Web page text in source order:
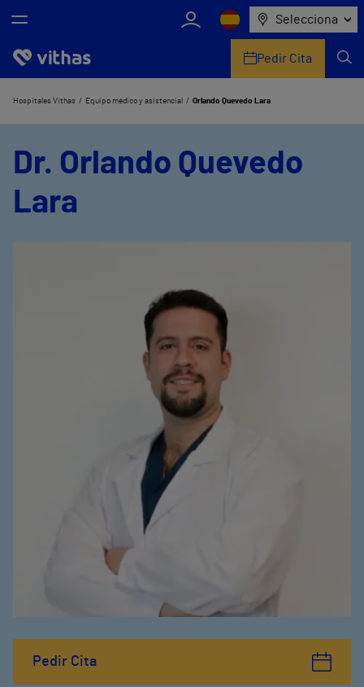
Selecciona
Nosotros
Pedir Cita
Hospitales Vithas Equipo médico y asistencial Orlando Quevedo Lara
Pedir Cita
Dr. Orlando Quevedo
Lara